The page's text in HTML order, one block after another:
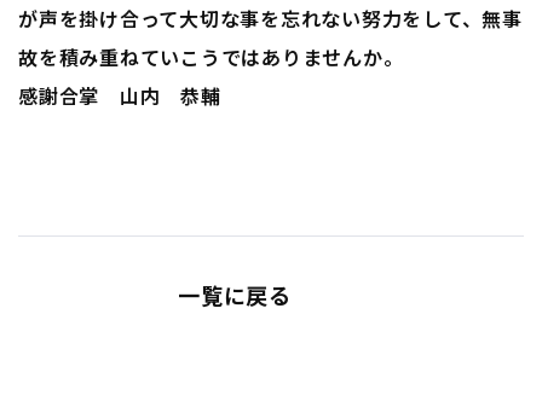
が声を掛け合って大切な事を忘れない努力をして、無事
故を積み重ねていこうではありませんか。
感謝合掌 山内 恭輔
一覧に戻る